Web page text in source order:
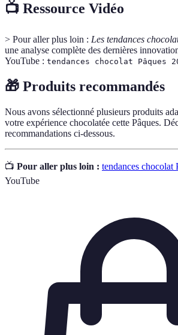
📺 Ressource Vidéo
> Pour aller plus loin : Les tendances
une analyse complète des dernières
YouTube : tendances chocolat Pâques
🎁 Produits recommandés
Nous avons sélectionné plusieurs produits
votre expérience chocolatée cette Pâques.
recommandations ci-dessous.
📺 Pour aller plus loin : tendances chocolat
YouTube